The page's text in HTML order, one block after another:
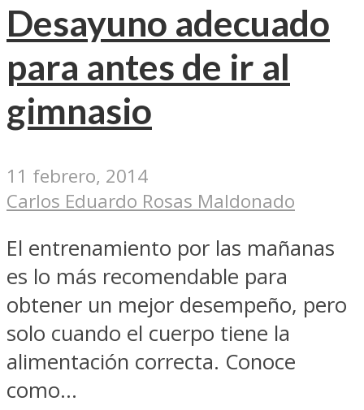
Desayuno adecuado
para antes de ir al
gimnasio
11 febrero, 2014
Carlos Eduardo Rosas Maldonado
El entrenamiento por las mañanas
es lo más recomendable para
obtener un mejor desempeño, pero
solo cuando el cuerpo tiene la
alimentación correcta. Conoce
como...